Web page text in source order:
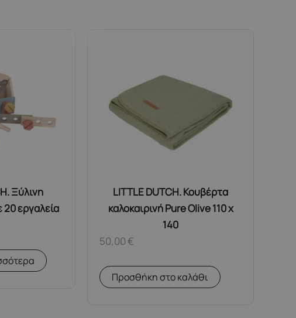
Ξύλινη
20 εργαλεία
LITTLE DUTCH. Κουβέρτα
καλοκαιρινή Pure Olive 110 x
140
50,00€
Προσθήκη στο καλάθι